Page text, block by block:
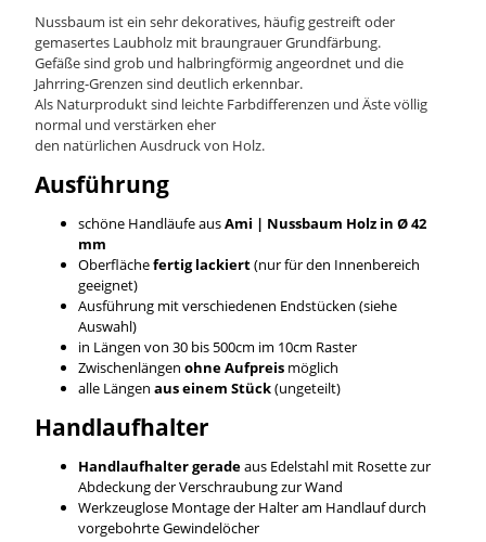
Nussbaum ist ein sehr dekoratives, häufig gestreift oder
gemasertes Laubholz mit braungrauer Grundfärbung.
Gefäße sind grob und halbringförmig angeordnet und die
Jahrring-Grenzen sind deutlich erkennbar.
Als Naturprodukt sind leichte Farbdifferenzen und Äste völlig
normal und verstärken eher
den natürlichen Ausdruck von Holz.
Ausführung
schöne Handläufe ausAmi | Nussbaum Holz in Ø 42
mm
Oberflächefertig lackiert(nur für den Innenbereich
geeignet)
Ausführung mit verschiedenen Endstücken (siehe
Auswahl)
in Längen von 30 bis 500cm im 10cm Raster
Zwischenlängen ohne Aufpreis möglich
alle Längen aus einem Stück(ungeteilt)
Handlaufhalter
Handlaufhalter geradeaus Edelstahl mit Rosette zur
Abdeckung der Verschraubung zur Wand
Werkzeuglose Montage der Halter am Handlauf durch
vorgebohrte Gewindelöcher